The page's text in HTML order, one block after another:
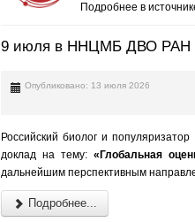
Подробнее в
9 июля в ННЦМБ ДВО РАН
Опубликовано: 13 июля 2026
Российский биолог и
доклад на тему: «Глобальная
дальнейшим перспективным
Подробнее...